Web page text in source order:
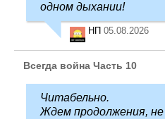
одном дыхании!
НП 05.08.2026
Всегда война Часть 10
Читабельно.
Ждем продолжения,